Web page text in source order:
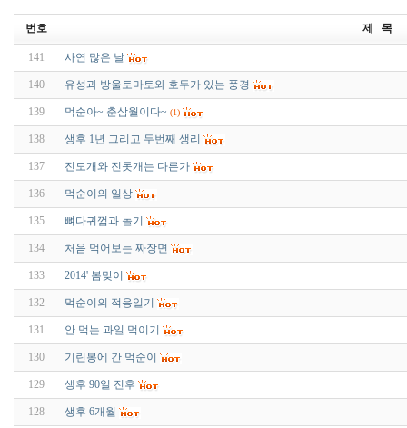
번호 제 목
141 사연 많은 날
140 유성과 방울토마토와 호두가 있는 풍경
139 먹순아~ 춘삼월이다~ (1)
138 생후 1년 그리고 두번째 생리
137 진도개와 진돗개는 다른가
136 먹순이의 일상
135 뼈다귀껌과 놀기
134 처음 먹어보는 짜장면
133 2014' 봄맞이
132 먹순이의 적응일기
131 안 먹는 과일 먹이기
130 기린봉에 간 먹순이
129 생후 90일 전후
128 생후 6개월